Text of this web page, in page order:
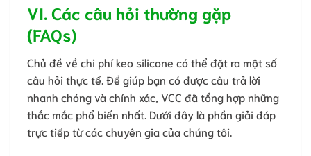
VI. Các câu hỏi thường gặp
(FAQs)
Chủ đề về chi phí keo silicone có thể đặt ra một số
câu hỏi thực tế. Để giúp bạn có được câu trả lời
nhanh chóng và chính xác, VCC đã tổng hợp những
thắc mắc phổ biến nhất. Dưới đây là phần giải đáp
trực tiếp từ các chuyên gia của chúng tôi.